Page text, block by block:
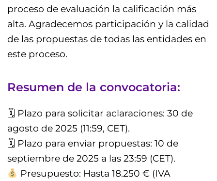
proceso de evaluación la calificación más
alta. Agradecemos participación y la calidad
de las propuestas de todas las entidades en
este proceso.
Resumen de la convocatoria:
🗓 Plazo para solicitar aclaraciones: 30 de
agosto de 2025 (11:59, CET).
🗓 Plazo para enviar propuestas: 10 de
septiembre de 2025 a las 23:59 (CET).
Presupuesto: Hasta 18.250 € (IVA